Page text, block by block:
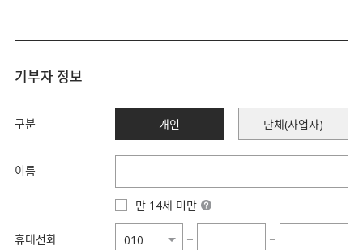
기부자 정보
구분 개인 단체(사업자)
이름
만 14세 미만
휴대전화 − −